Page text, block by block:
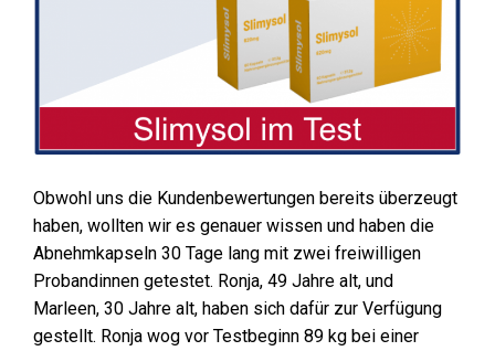
Obwohl uns die Kundenbewertungen bereits überzeugt
haben, wollten wir es genauer wissen und haben die
Abnehmkapseln 30 Tage lang mit zwei freiwilligen
Probandinnen getestet. Ronja, 49 Jahre alt, und
Marleen, 30 Jahre alt, haben sich dafür zur Verfügung
gestellt. Ronja wog vor Testbeginn 89 kg bei einer